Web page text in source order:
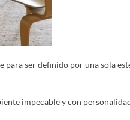
para ser definido por una sola
impecable y con